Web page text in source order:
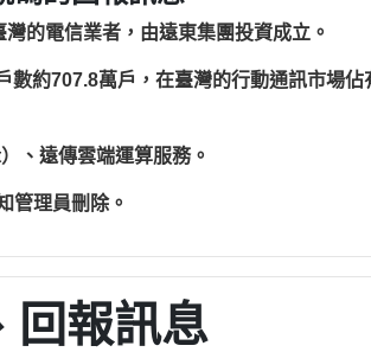
的電信業者，由遠東集團投資成立。
約707.8萬戶，在臺灣的行動通訊市場佔
、遠傳雲端運算服務。
管理員刪除。
回報訊息